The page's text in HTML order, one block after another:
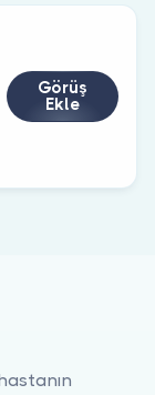
Görüş
Ekle